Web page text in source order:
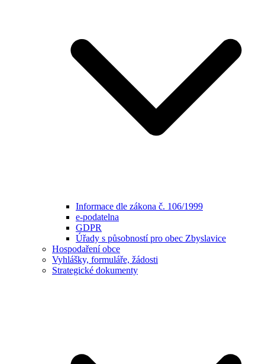
Informace dle zákona č. 106/1999
e-podatelna
GDPR
Úřady s působností pro obec Zbyslavice
Hospodaření obce
Vyhlášky, formuláře, žádosti
Strategické dokumenty